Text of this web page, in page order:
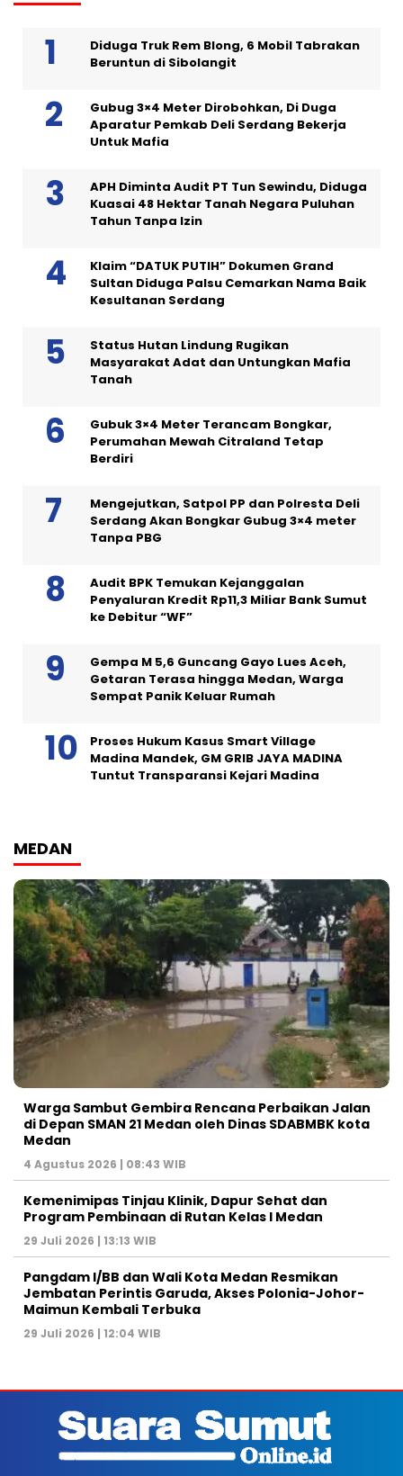
Diduga Truk Rem Blong, 6 Mobil Tabrakan
Beruntun di Sibolangit
Gubug 3×4 Meter Dirobohkan, Di Duga
Aparatur Pemkab Deli Serdang Bekerja
Untuk Mafia
APH Diminta Audit PT Tun Sewindu, Diduga
Kuasai 48 Hektar Tanah Negara Puluhan
Tahun Tanpa Izin
Klaim “DATUK PUTIH” Dokumen Grand
Sultan Diduga Palsu Cemarkan Nama Baik
Kesultanan Serdang
Status Hutan Lindung Rugikan
Masyarakat Adat dan Untungkan Mafia
Tanah
Gubuk 3×4 Meter Terancam Bongkar,
Perumahan Mewah Citraland Tetap
Berdiri
Mengejutkan, Satpol PP dan Polresta Deli
Serdang Akan Bongkar Gubug 3×4 meter
Tanpa PBG
Audit BPK Temukan Kejanggalan
Penyaluran Kredit Rp11,3 Miliar Bank Sumut
ke Debitur “WF”
Gempa M 5,6 Guncang Gayo Lues Aceh,
Getaran Terasa hingga Medan, Warga
Sempat Panik Keluar Rumah
Proses Hukum Kasus Smart Village
Madina Mandek, GM GRIB JAYA MADINA
Tuntut Transparansi Kejari Madina
MEDAN
Warga Sambut Gembira Rencana Perbaikan Jalan
di Depan SMAN 21 Medan oleh Dinas SDABMBK kota
Medan
4 Agustus 2026 | 08:43 WIB
Kemenimipas Tinjau Klinik, Dapur Sehat dan
Program Pembinaan di Rutan Kelas I Medan
29 Juli 2026 | 13:13 WIB
Pangdam I/BB dan Wali Kota Medan Resmikan
Jembatan Perintis Garuda, Akses Polonia-Johor-
Maimun Kembali Terbuka
29 Juli 2026 | 12:04 WIB